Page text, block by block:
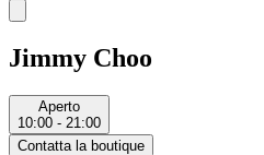
Jimmy Choo
Aperto
10:00 - 21:00
Contatta la boutique